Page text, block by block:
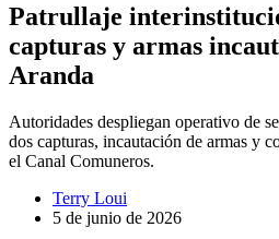
Patrullaje
capturas y armas
Aranda
Autoridades despliegan operativo de
dos capturas, incautación de armas y
el Canal Comuneros.
Terry Loui
5 de junio de 2026